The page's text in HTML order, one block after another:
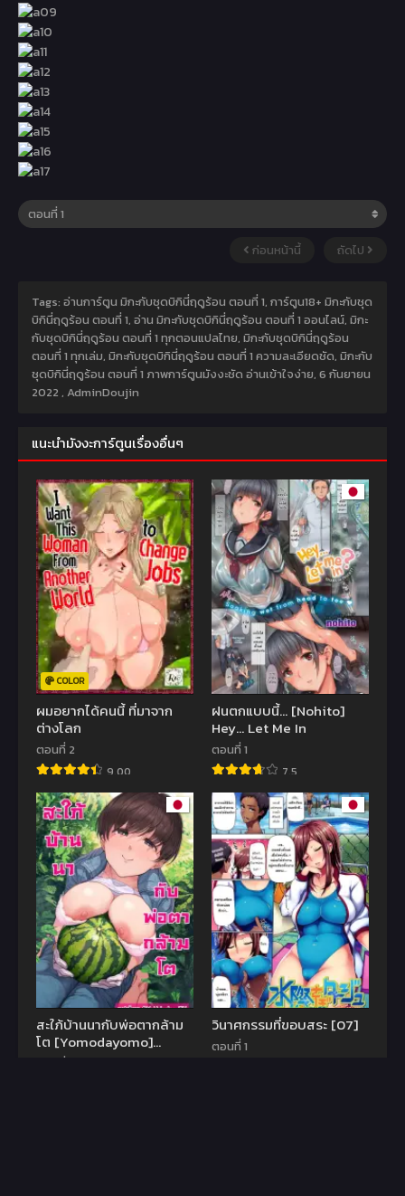
ก่อนหน้านี้ ถัดไป
Tags: อ่านการ์ตูน มิกะกับชุดบิกินี่ฤดูร้อน ตอนที่ 1, การ์ตูน18+ มิกะกับชุด
บิกินี่ฤดูร้อน ตอนที่ 1, อ่าน มิกะกับชุดบิกินี่ฤดูร้อน ตอนที่ 1 ออนไลน์, มิกะ
กับชุดบิกินี่ฤดูร้อน ตอนที่ 1 ทุกตอนแปลไทย, มิกะกับชุดบิกินี่ฤดูร้อน
ตอนที่ 1 ทุกเล่ม, มิกะกับชุดบิกินี่ฤดูร้อน ตอนที่ 1 ความละเอียดชัด, มิกะกับ
ชุดบิกินี่ฤดูร้อน ตอนที่ 1 ภาพการ์ตูนมังงะชัด อ่านเข้าใจง่าย, 6 กันยายน
2022 , AdminDoujin
แนะนำมังงะการ์ตูนเรื่องอื่นๆ
COLOR
ผมอยากได้คนนี้ ที่มาจาก
ต่างโลก
ตอนที่ 2
9.00
ฝนตกแบบนี้… [Nohito]
Hey… Let Me In
ตอนที่ 1
7.5
สะใภ้บ้านนากับพ่อตากล้าม
โต [Yomodayomo]
Nouka no Yome to
ตอนที่ 1
วินาศกรรมที่ขอบสระ [07]
ตอนที่ 1